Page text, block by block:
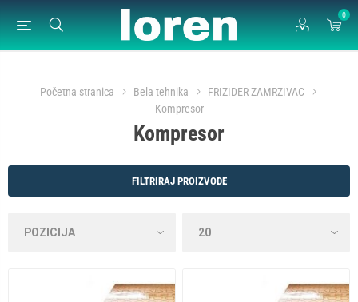
0
Početna stranica Bela tehnika
FRIZIDER ZAMRZIVAC
Kompresor
Kompresor
FILTRIRAJ PROIZVODE